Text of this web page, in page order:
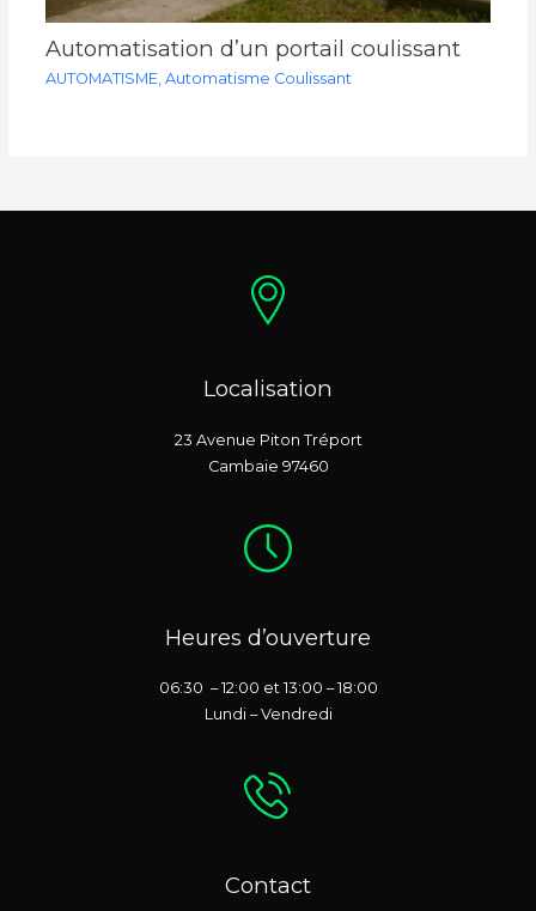
Automatisation d’un portail coulissant
AUTOMATISME, Automatisme Coulissant
Localisation
23 Avenue Piton Tréport
Cambaie 97460
Heures d’ouverture
06:30 – 12:00 et 13:00 – 18:00
Lundi – Vendredi
Contact